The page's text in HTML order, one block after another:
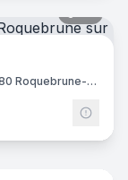
4042 RD 559 Corniche des Issambres 83380 Roquebrune-sur-Argens
16